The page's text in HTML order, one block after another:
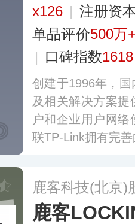
x126 | 注册资
单品评价500万
| 口碑指数1618
创建于1996年，
及相关解决方案
户和企业用户网
联TP-Link拥有完
储、网络安全、工
鹿客科技(北京)
鹿客